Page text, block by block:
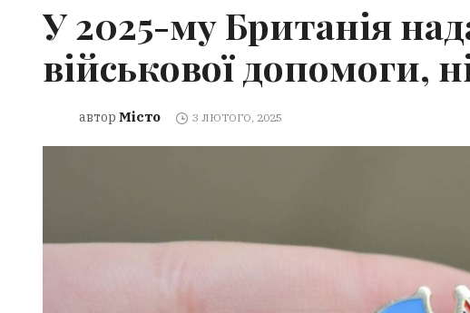
У 2025-му Британія
військової допомоги,
автор Місто 3 ЛЮТОГО, 2025